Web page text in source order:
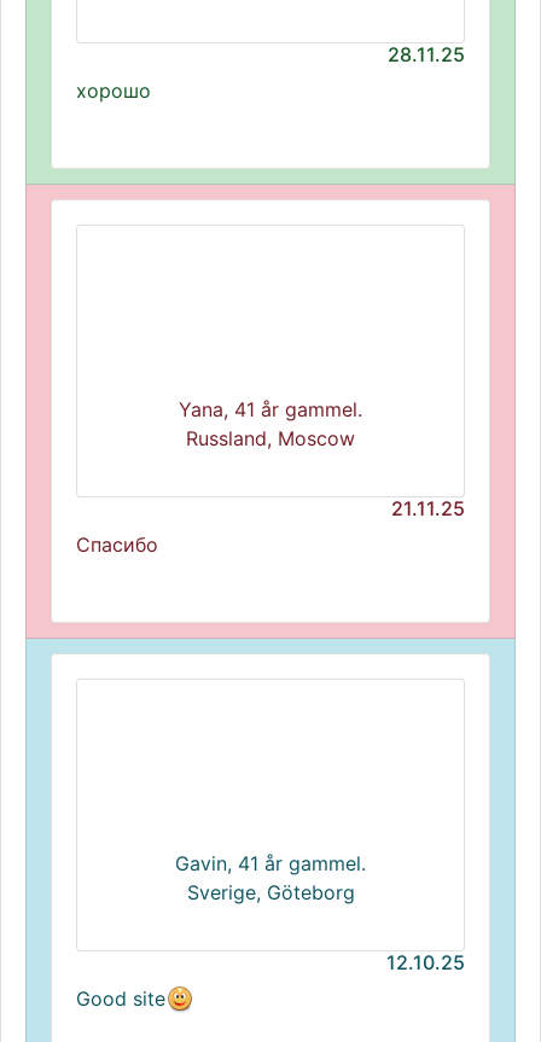
28.11.25
хорошо
Yana, 41 år gammel.
Russland, Moscow
21.11.25
Спасибо
Gavin, 41 år gammel.
Sverige, Göteborg
12.10.25
Good site